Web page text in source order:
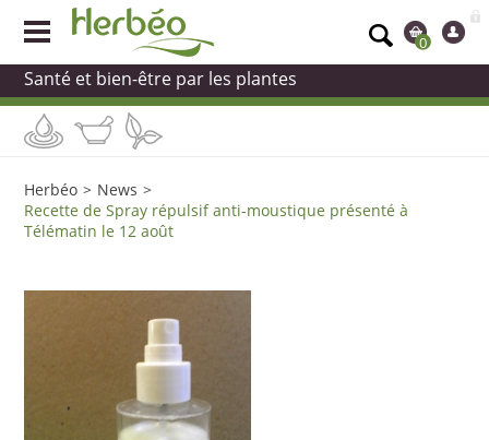
0
Santé et bien-être par les plantes
Herbéo > News >
Recette de Spray répulsif anti-moustique présenté à
Télématin le 12 août